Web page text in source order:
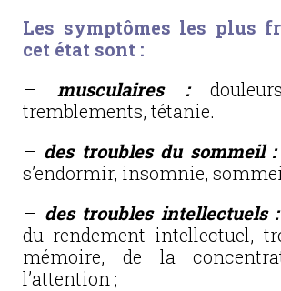
Les symptômes les plus
cet état sont :
–musculaires :
tremblements, tétanie.
– des troubles du sommeil :
s’endormir, insomnie,
– des troubles intellectuels :
du rendement intellectuel,
mémoire, de la
l’attention ;